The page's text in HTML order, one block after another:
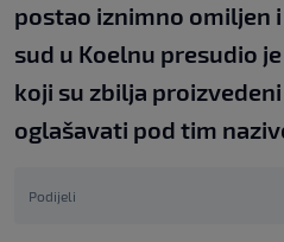
postao iznimno omiljen
sud u Koelnu presudio
koji su zbilja
oglašavati pod tim
Podijeli